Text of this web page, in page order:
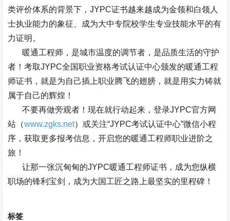
类评价体系的背景下，JYPC证书越来越成为金领和白领人
士执业能力的象征、成为大中专院校学生专业技能水平的有
力证明。
暖通工程师，是城市温度的调节者，是品质生活的守护
者！考取JYPC全国职业资格考试认证中心颁发的暖通工程
师证书，就是为自己插上职业腾飞的翅膀，就是用实力铸就
属于自己的辉煌！
不要再做旁观者！现在就行动起来，登录JYPC官方网
站（www.zgks.net）或关注“JYPC考试认证中心”微信小程
序，获取更多报考信息，开启您的暖通工程师职业进阶之
旅！
让那一张沉甸甸的JYPC暖通工程师证书，成为您纵横
职场的锋利宝剑，成为大国工匠之路上最坚实的里程碑！
标签